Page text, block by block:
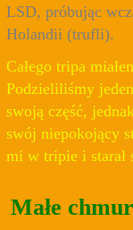
LSD, próbując
Holandii (trufli).
Całego tripa
Podzieliliśmy
swoją część,
swój niepokojący
mi w tripie i starał
Małe